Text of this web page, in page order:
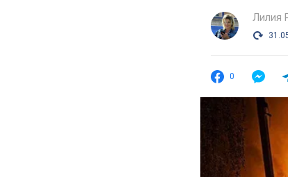
Лилия
0